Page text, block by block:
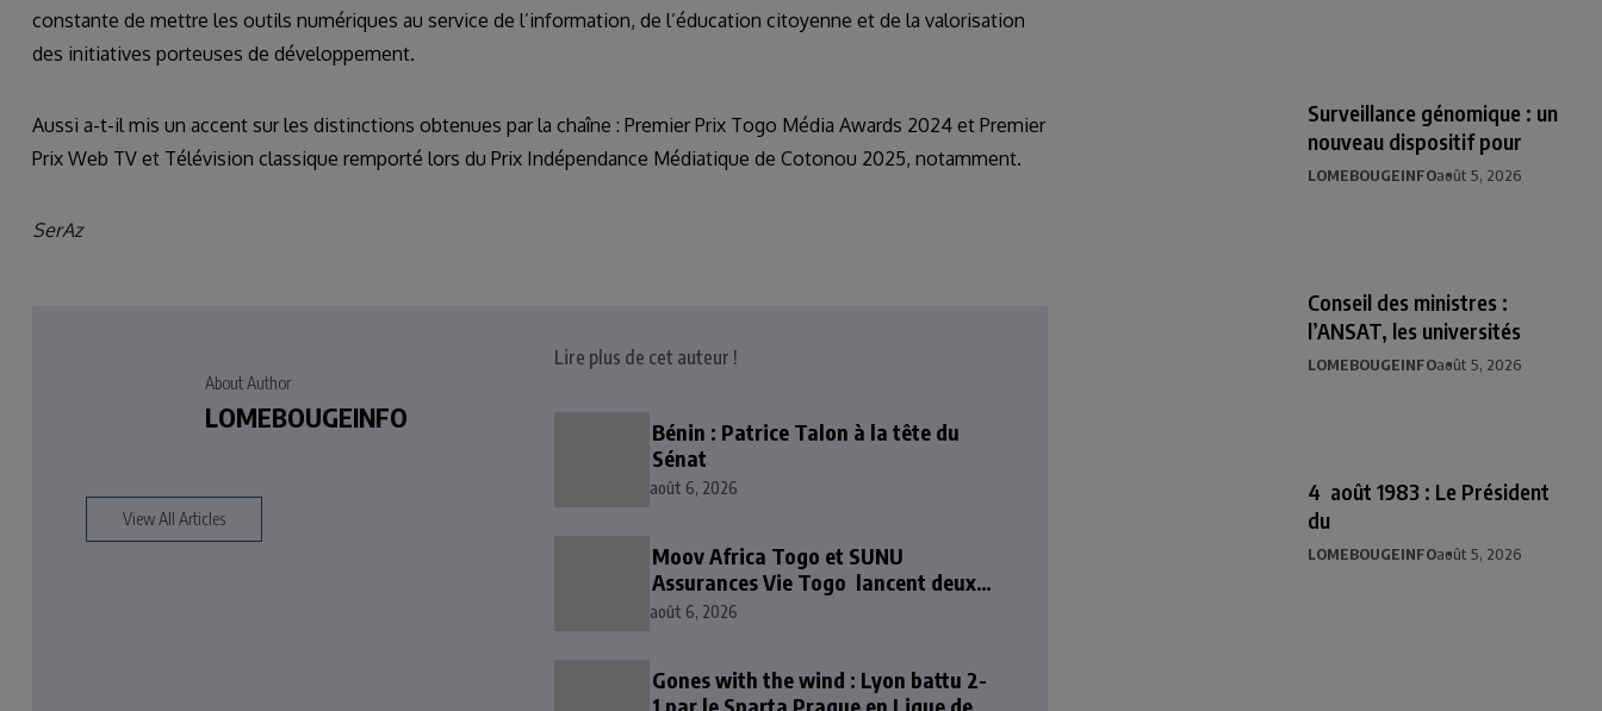
constante de mettre les outils numériques au service de l’information, de l’éducation citoyenne et de la valorisation
des initiatives porteuses de développement.
Aussi a-t-il mis un accent sur les distinctions obtenues par la chaîne : Premier Prix Togo Média Awards 2024 et Premier
Prix Web TV et Télévision classique remporté lors du Prix Indépendance Médiatique de Cotonou 2025, notamment.
SerAz
About Author
LOMEBOUGEINFO
View All Articles
Lire plus de cet auteur !
Bénin : Patrice Talon à la tête du
Sénat
août 6, 2026
Moov Africa Togo et SUNU
Assurances Vie Togo lancent deux
solutions d’épargne et de
août 6, 2026
Gones with the wind : Lyon battu 2-
Surveillance génomique : un
nouveau dispositif pour
LOMEBOUGEINFOaoût 5, 2026
Conseil des ministres :
l’ANSAT, les universités
LOMEBOUGEINFOaoût 5, 2026
4 août 1983 : Le Président
du
LOMEBOUGEINFOaoût 5, 2026